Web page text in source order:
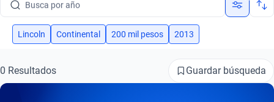
Busca por año
Busca por marca
Busca por versión
Lincoln Continental 200 mil pesos 2013
0 Resultados Guardar búsqueda